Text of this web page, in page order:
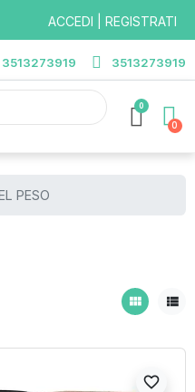
ACCEDI | REGISTRATI
3513273919 3513273919
0
PESO
view_module view_list
favorite_border